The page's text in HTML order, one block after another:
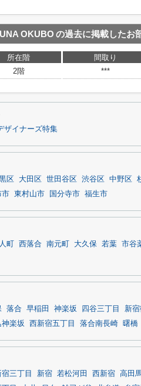
OKUBO の過去に掲載したお
所在階 間取り
2階
***
ザイナーズ特集
区 大田区 世田谷区 渋谷区 中野区
市 東村山市 国分寺市 福生市
町 西落合 南元町 大久保 若葉 市谷
落合 早稲田 神楽坂 四谷三丁目 新
神楽坂 西新宿五丁目 落合南長崎 曙橋
宿三丁目 新宿 若松河田 西新宿 高田